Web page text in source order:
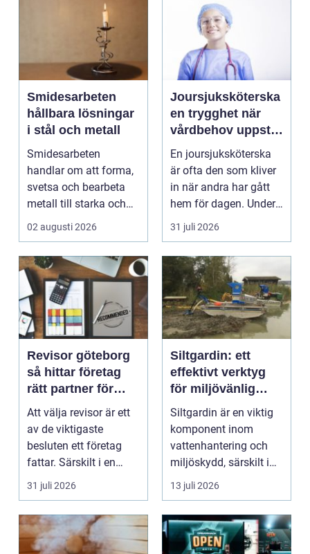
Smidesarbeten
hållbara lösningar
i stål och metall
Smidesarbeten
handlar om att forma,
svetsa och bearbeta
metall till starka och
hållbara konstruktion...
02 augusti 2026
Joursjuksköterska
en trygghet när
vårdbehov uppstår
dygnet runt
En joursjuksköterska
är ofta den som kliver
in när andra har gått
hem för dagen. Under
sena kvällar,...
31 juli 2026
Revisor göteborg
så hittar företag
rätt partner för
trygg tillväxt
Att välja revisor är ett
av de viktigaste
besluten ett företag
fattar. Särskilt i en
företagsintensi...
31 juli 2026
Siltgardin: ett
effektivt verktyg
för miljövänlig
vattenhantering
Siltgardin är en viktig
komponent inom
vattenhantering och
miljöskydd, särskilt i
verksamheter som i...
13 juli 2026